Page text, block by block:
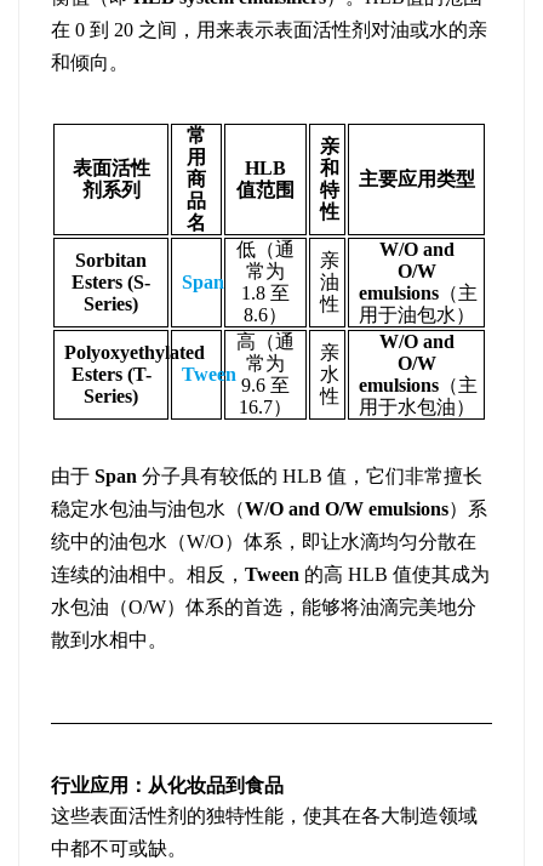
在 0 到 20 之间，用来表示表面活性剂对油或水的亲
和倾向。
表面活性
剂系列
常
用
商
品
名
HLB
值范围
亲
和
特
性
主要应用类型
Sorbitan
Esters (S-
Series)
Span
低（通
常为
1.8 至
8.6）
亲
油
性
W/O and
O/W
emulsions（主
用于油包水）
Polyoxyethylated
Esters (T-
Series)
Tween
高（通
常为
9.6 至
16.7）
亲
水
性
W/O and
O/W
emulsions（主
用于水包油）
由于Span 分子具有较低的 HLB 值，它们非常擅长
稳定水包油与油包水（W/O and O/W emulsions）系
统中的油包水（W/O）体系，即让水滴均匀分散在
连续的油相中。相反，Tween 的高 HLB 值使其成为
水包油（O/W）体系的首选，能够将油滴完美地分
散到水相中。
行业应用：从化妆品到食品
这些表面活性剂的独特性能，使其在各大制造领域
中都不可或缺。